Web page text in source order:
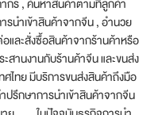
กร , ค้นหาสินค้าตามที่ลูกค้า
นำเข้าสินค้าจากจีน , อำนวย
และสั่งซื้อสินค้าจากร้านค้าหรือ
ะสานงานกับร้านค้าจีน และขนส่ง
ศไทย มีบริการขนส่งสินค้าถึงมือ
รึกษาการนำเข้าสินค้าจากจีน